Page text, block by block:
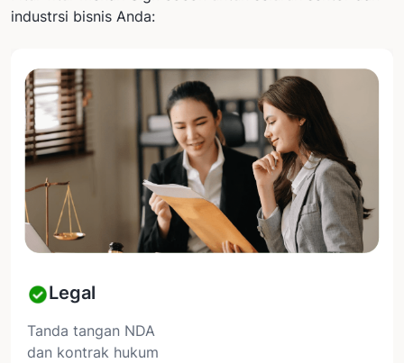
industrsi bisnis Anda:
Legal
Tanda tangan NDA
dan kontrak hukum